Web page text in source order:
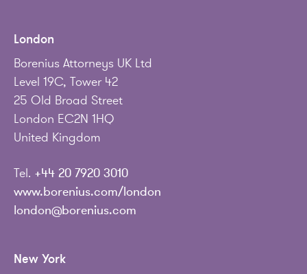
London
Borenius Attorneys UK Ltd
Level 19C, Tower 42
25 Old Broad Street
London EC2N 1HQ
United Kingdom
Tel. +44 20 7920 3010
www.borenius.com/london
london@borenius.com
New York